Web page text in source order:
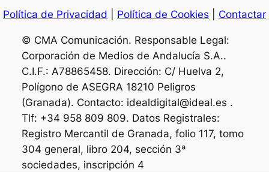
Política de Privacidad Política de Cookies Contactar
© CMA Comunicación. Responsable Legal:
Corporación de Medios de Andalucía S.A..
C.I.F.: A78865458. Dirección: C/ Huelva 2,
Polígono de ASEGRA 18210 Peligros
(Granada). Contacto: idealdigital@ideal.es .
Tlf: +34 958 809 809. Datos Registrales:
Registro Mercantil de Granada, folio 117, tomo
304 general, libro 204, sección 3ª
sociedades, inscripción 4